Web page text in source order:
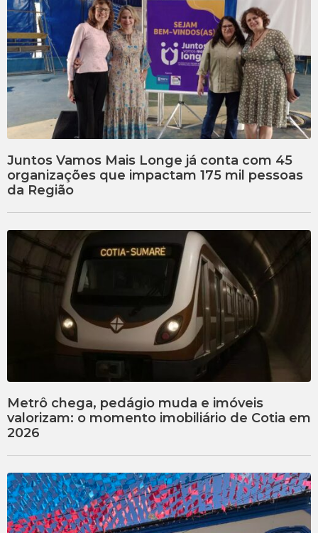
Juntos Vamos Mais Longe já conta com 45
organizações que impactam 175 mil pessoas
da Região
Metrô chega, pedágio muda e imóveis
valorizam: o momento imobiliário de Cotia em
2026